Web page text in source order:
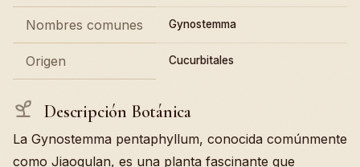
Nombres comunes Gynostemma
Origen Cucurbitales
Descripción Botánica
La Gynostemma pentaphyllum, conocida comúnmente
como Jiaogulan, es una planta fascinante que